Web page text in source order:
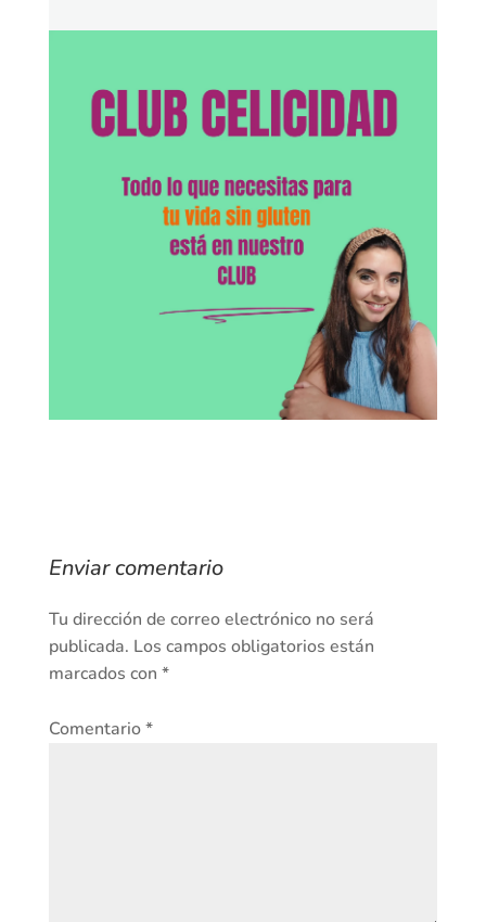
Enviar comentario
Tu dirección de correo electrónico no será
publicada. Los campos obligatorios están
marcados con *
Comentario*